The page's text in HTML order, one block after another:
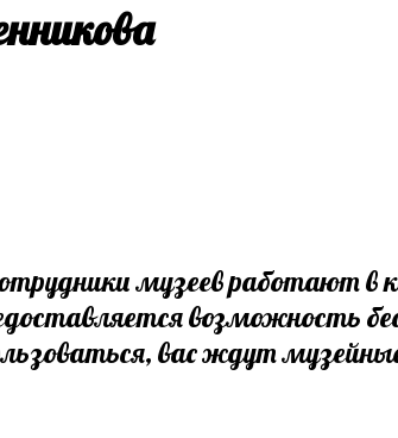
музеев работают
возможность
вас ждут